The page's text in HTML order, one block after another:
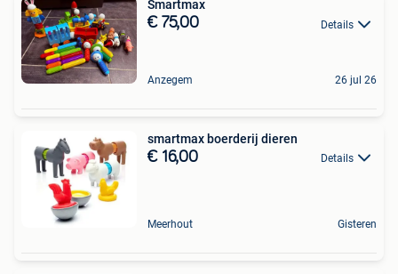
Smartmax
€ 75,00 Details
Anzegem 26 jul 26
smartmax boerderij dieren
€ 16,00 Details
Meerhout Gisteren